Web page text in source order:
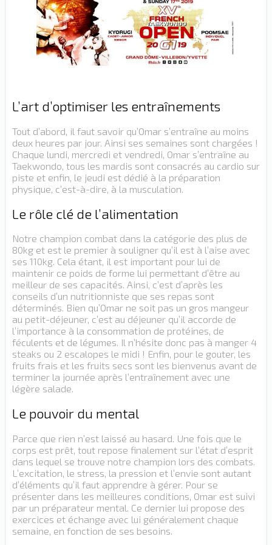
L’art d’optimiser les entraînements
Tout d’abord, il faut savoir qu’Omar s’entraîne au moins
deux heures par jour. Ainsi ses semaines sont chargées !
Chaque lundi, mercredi et vendredi, Omar s’entraîne au
Taekwondo, tous les mardis sont consacrés au cardio sur
piste et enfin, le jeudi est dédié à la préparation
physique, c’est-à-dire, à la musculation.
Le rôle clé de l’alimentation
Notre champion combat dans la catégorie des plus de
80kg et est le premier à souligner qu’il est à l’aise avec
ses 110kg. Cela étant, il est important pour lui de
maintenir ce poids de forme lui permettant d’être au
meilleur de ses capacités. Ainsi, c’est d’après les
conseils d’un nutritionniste que ses repas sont
déterminés. Bien qu’Omar ne soit pas un gros mangeur
au petit-déjeuner, c’est au déjeuner qu’il accorde de
l’importance à la consommation de protéines, de
féculents et de légumes. Il n’hésite donc pas à manger 4
steaks ou 2 escalopes le midi ! Enfin, pour le gouter, les
fruits frais et les fruits secs sont les bienvenus avant de
terminer la journée après l’entraînement avec une
légère salade.
Le pouvoir du mental
Parce que rien n’est laissé au hasard. Une fois que le
corps est prêt, tout repose finalement sur l’état d’esprit
dans lequel se trouve notre champion lors des combats.
L’excitation, le stress, la pression et l’envie sont autant
d’éléments qu’il faut apprendre à gérer. Pour se
présenter dans les meilleures conditions, Omar est suivi
par un préparateur mental. Ce dernier lui propose des
exercices et échange avec lui généralement chaque
semaine, en fonction de ses besoins.